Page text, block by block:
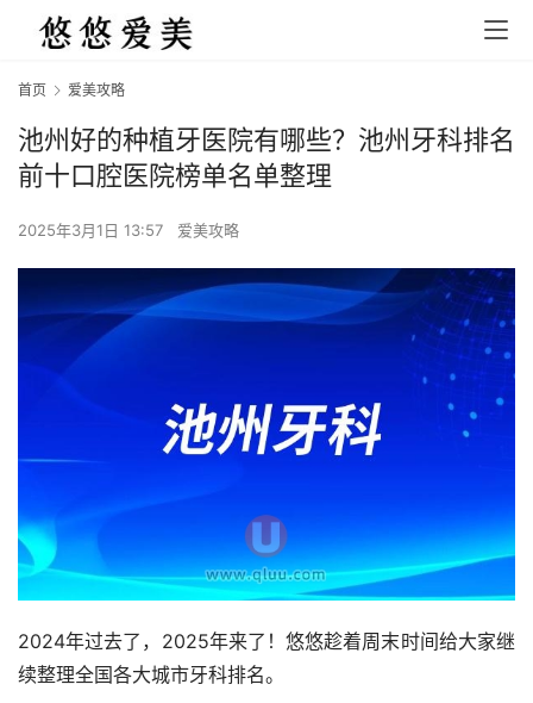
首页 爱美攻略
池州好的种植牙医院有哪些？池州牙科排名
前十口腔医院榜单名单整理
2025年3月1日 13:57 爱美攻略
2024年过去了，2025年来了！悠悠趁着周末时间给大家继
续整理全国各大城市牙科排名。